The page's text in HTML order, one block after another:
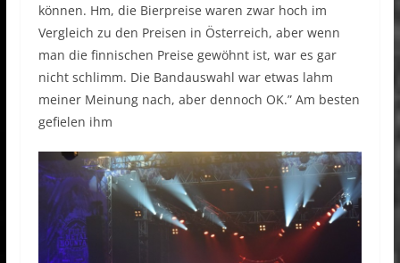
können. Hm, die Bierpreise waren zwar hoch im
Vergleich zu den Preisen in Österreich, aber wenn
man die finnischen Preise gewöhnt ist, war es gar
nicht schlimm. Die Bandauswahl war etwas lahm
meiner Meinung nach, aber dennoch OK.” Am besten
gefielen ihm